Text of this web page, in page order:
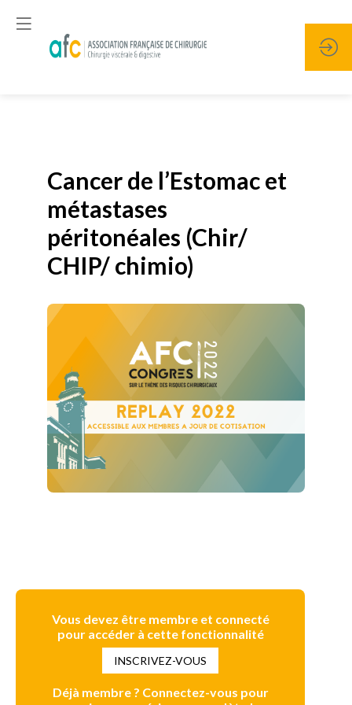
Cancer de l’Estomac et
métastases
péritonéales (Chir/
CHIP/ chimio)
Vous devez être membre et connecté
pour accéder à cette fonctionnalité
INSCRIVEZ-VOUS
Déjà membre ? Connectez-vous pour